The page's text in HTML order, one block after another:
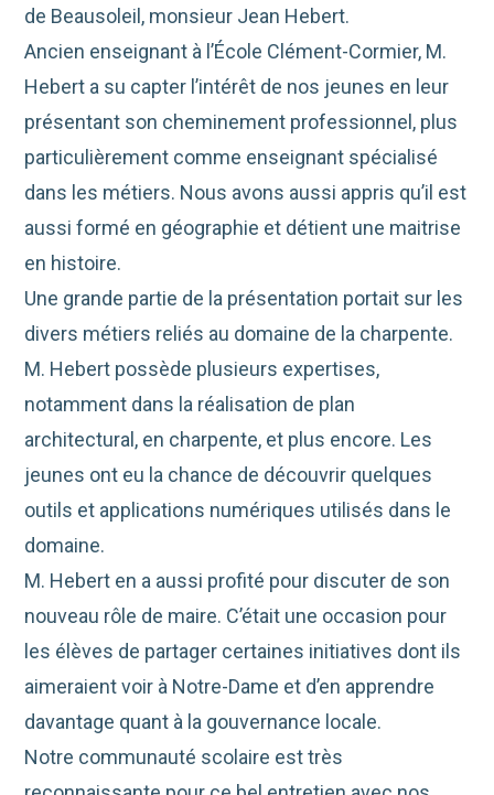
de Beausoleil, monsieur Jean Hebert.
Ancien enseignant à l’École Clément-Cormier, M.
Hebert a su capter l’intérêt de nos jeunes en leur
présentant son cheminement professionnel, plus
particulièrement comme enseignant spécialisé
dans les métiers. Nous avons aussi appris qu’il est
aussi formé en géographie et détient une maitrise
en histoire.
Une grande partie de la présentation portait sur les
divers métiers reliés au domaine de la charpente.
M. Hebert possède plusieurs expertises,
notamment dans la réalisation de plan
architectural, en charpente, et plus encore. Les
jeunes ont eu la chance de découvrir quelques
outils et applications numériques utilisés dans le
domaine.
M. Hebert en a aussi profité pour discuter de son
nouveau rôle de maire. C’était une occasion pour
les élèves de partager certaines initiatives dont ils
aimeraient voir à Notre-Dame et d’en apprendre
davantage quant à la gouvernance locale.
Notre communauté scolaire est très